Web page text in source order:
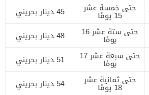
حتى خمسة عشر
15 يومًا
45 دينار بحريني
حتى ستة عشر 16
يومًا
48 دينار بحريني
حتى سبعة عشر 17
يومًا
51 دينار بحريني
حتى ثمانية عشر
18 يومًا
54 دينار بحريني